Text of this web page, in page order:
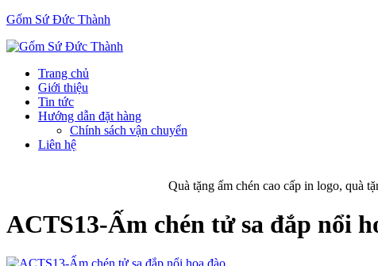
Gốm Sứ Đức Thành
Trang chủ
Giới thiệu
Tin tức
Hướng dẫn đặt hàng
Chính sách vận chuyển
Liên hệ
Quà tặng ấm chén cao cấp in logo, quà
ACTS13-Ấm chén tử sa đắp nổi